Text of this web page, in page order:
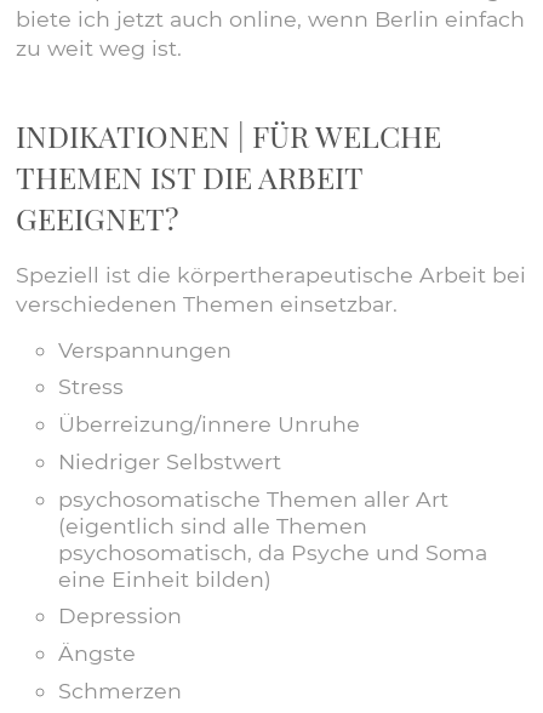
biete ich jetzt auch online, wenn Berlin einfach
zu weit weg ist.
INDIKATIONEN | FÜR WELCHE
THEMEN IST DIE ARBEIT
GEEIGNET?
Speziell ist die körpertherapeutische Arbeit bei
verschiedenen Themen einsetzbar.
Verspannungen
Stress
Überreizung/innere Unruhe
Niedriger Selbstwert
psychosomatische Themen aller Art
(eigentlich sind alle Themen
psychosomatisch, da Psyche und Soma
eine Einheit bilden)
Depression
Ängste
Schmerzen